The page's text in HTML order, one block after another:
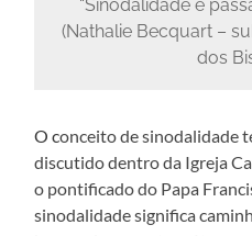
“Sinodalidade é
(Nathalie Becquart –
dos
Oconceito de sinodalidade
discutido dentro da Igreja
o pontificado do Papa
sinodalidade significa